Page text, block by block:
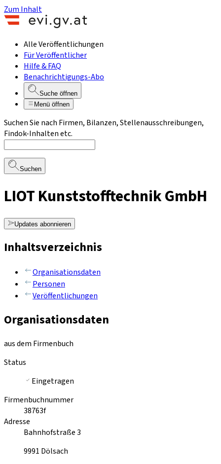
Zum Inhalt
Alle Veröffentlichungen
Für Veröffentlicher
Hilfe & FAQ
Benachrichtigungs-Abo
Suche öffnen
Menü öffnen
Suchen Sie nach Firmen, Bilanzen, Stellenausschreibungen,
Findok-Inhalten etc.
Suchen
LIOT Kunststofftechnik GmbH
Updates abonnieren
Inhaltsverzeichnis
Organisationsdaten
Personen
Veröffentlichungen
Organisationsdaten
aus dem Firmenbuch
Status
Eingetragen
Firmenbuchnummer
38763f
Adresse
Bahnhofstraße 3
9991 Dölsach